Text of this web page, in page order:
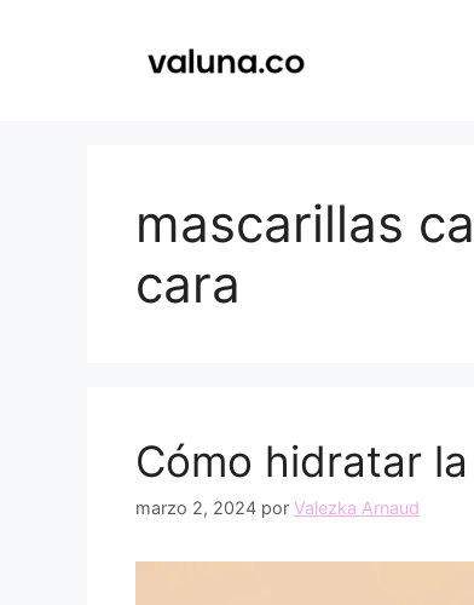
mascarillas
cara
Cómo hidratar
marzo 2, 2024 por Valezka Arnaud